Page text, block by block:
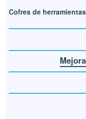
Cofres de herramientas